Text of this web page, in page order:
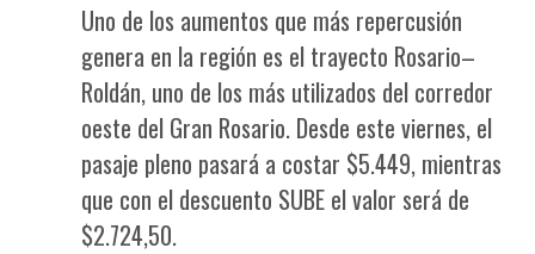
Uno de los aumentos que más repercusión
genera en la región es el trayecto Rosario–
Roldán, uno de los más utilizados del corredor
oeste del Gran Rosario. Desde este viernes, el
pasaje pleno pasará a costar $5.449, mientras
que con el descuento SUBE el valor será de
$2.724,50.